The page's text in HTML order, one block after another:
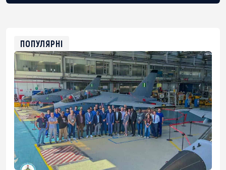
0xfD02863D3289416fcF50975c9DFda13623f97758
ПОПУЛЯРНІ